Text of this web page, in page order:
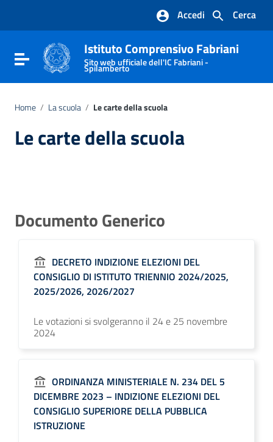
Vai al footer
Cerca
Accedi
Attiva / disattiva la navigazione
Istituto Comprensivo Fabriani
Sito web ufficiale dell'IC Fabriani -
Spilamberto
Home / La scuola / Le carte della scuola
Le carte della scuola
Documento Generico
DECRETO INDIZIONE ELEZIONI DEL
CONSIGLIO DI ISTITUTO TRIENNIO 2024/2025,
2025/2026, 2026/2027
Le votazioni si svolgeranno il 24 e 25 novembre
2024
ORDINANZA MINISTERIALE N. 234 DEL 5
DICEMBRE 2023 – INDIZIONE ELEZIONI DEL
CONSIGLIO SUPERIORE DELLA PUBBLICA
ISTRUZIONE